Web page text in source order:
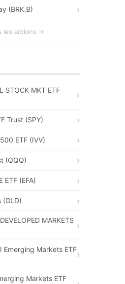
(BRK.B)
les actions →
STOCK MKT ETF
Trust (SPY)
ETF (IVV)
(QQQ)
ETF (EFA)
(GLD)
MARKETS
Emerging Markets ETF
Markets ETF